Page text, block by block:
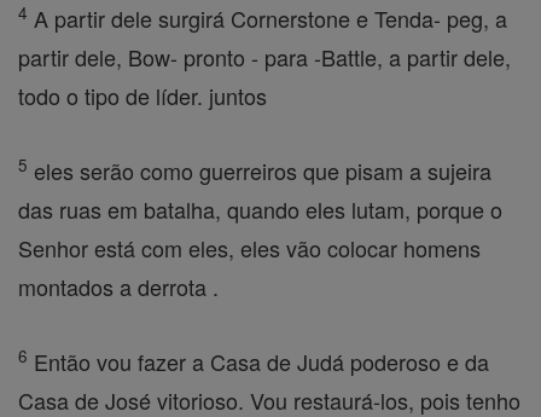
4 A partir dele surgirá Cornerstone e Tenda- peg, a
partir dele, Bow- pronto - para -Battle, a partir dele,
todo o tipo de líder. juntos
5 eles serão como guerreiros que pisam a sujeira
das ruas em batalha, quando eles lutam, porque o
Senhor está com eles, eles vão colocar homens
montados a derrota .
6 Então vou fazer a Casa de Judá poderoso e da
Casa de José vitorioso. Vou restaurá-los, pois tenho